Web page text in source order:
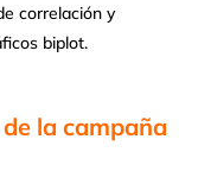
correlación y
biplot.
la campaña